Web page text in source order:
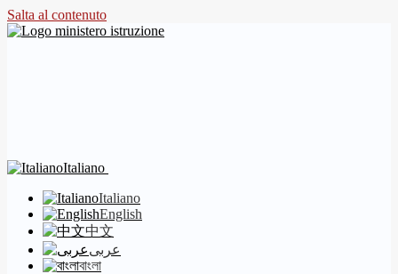
Salta al contenuto
Italiano
Italiano
English
中文
عربى
বাংলা